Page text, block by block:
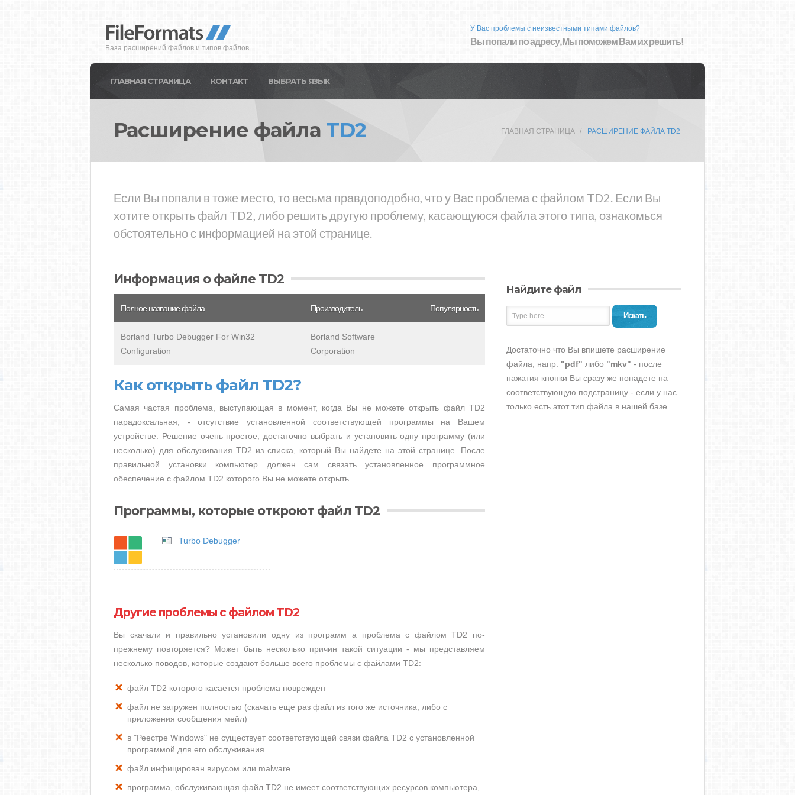
База расширений файлов и типов файлов
У Вас проблемы с неизвестными типами файлов?
Вы попали по адресу, Мы поможем Вам их решить!
ГЛАВНАЯ СТРАНИЦА КОНТАКТ ВЫБРАТЬ ЯЗЫК
Расширение файла TD2 ГЛАВНАЯ СТРАНИЦА РАСШИРЕНИЕ ФАЙЛА TD2
Если Вы попали в тоже место, то весьма правдоподобно, что у Вас проблема с файлом TD2. Если Вы
хотите открыть файл TD2, либо решить другую проблему, касающуюся файла этого типа, ознакомься
обстоятельно с информацией на этой странице.
Информация о файле TD2
Полное название файла Производитель Популярность
Borland Turbo Debugger For Win32
Configuration
Borland Software
Corporation
Как открыть файл TD2?
Самая частая проблема, выступающая в момент, когда Вы не можете открыть файл TD2
парадоксальная, - отсутствие установленной соответствующей программы на Вашем
устройстве. Решение очень простое, достаточно выбрать и установить одну программу (или
несколько) для обслуживания TD2 из списка, который Вы найдете на этой странице. После
правильной установки компьютер должен сам связать установленное программное
обеспечение с файлом TD2 которого Вы не можете открыть.
Программы, которые откроют файл TD2
Turbo Debugger
Другие проблемы с файлом TD2
Вы скачали и правильно установили одну из программ а проблема с файлом TD2 по-
прежнему повторяется? Может быть несколько причин такой ситуации - мы представляем
несколько поводов, которые создают больше всего проблемы с файлами TD2:
файл TD2 которого касается проблема поврежден
файл не загружен полностью (скачать еще раз файл из того же источника, либо с
приложения сообщения мейл)
в "Реестре Windows" не существует соответствующей связи файла TD2 с установленной
программой для его обслуживания
файл инфицирован вирусом или malware
программа, обслуживающая файл TD2 не имеет соответствующих ресурсов компьютера,
Найдите файл
Искать
Достаточно что Вы впишете расширение
файла, напр. "pdf" либо "mkv" - после
нажатия кнопки Вы сразу же попадете на
соответствующую подстраницу - если у нас
только есть этот тип файла в нашей базе.